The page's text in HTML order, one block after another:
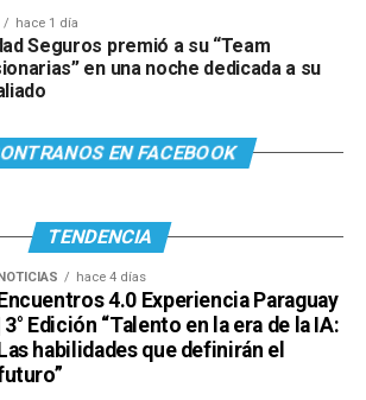
hace 1 día
Seguros premió a su “Team
en una noche dedicada a su
EN FACEBOOK
TENDENCIA
hace 4 días
4.0 Experiencia Paraguay
3° Edición “Talento en la era de la IA:
habilidades que definirán el